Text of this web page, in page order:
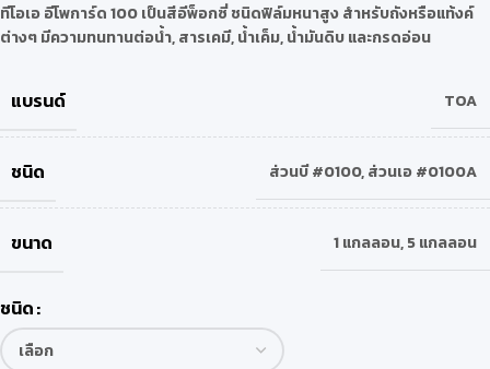
ทีโอเอ อีโพการ์ด 100 เป็นสีอีพ็อกซี่ ชนิดฟิล์มหนาสูง สำหรับถังหรือแท้งค์
ต่างๆ มีความทนทานต่อน้ำ, สารเคมี, น้ำเค็ม, น้ำมันดิบ และกรดอ่อน
แบรนด์ TOA
ชนิด ส่วนบี #0100,ส่วนเอ #0100A
ขนาด 1 แกลลอน,5 แกลลอน
ชนิด